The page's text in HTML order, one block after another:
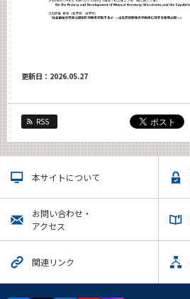
更新日：2026.05.27
RSS
本サイトについて
お問い合わせ・
アクセス
関連リンク